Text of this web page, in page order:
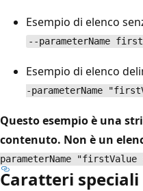
Esempio di elenco
--parameterName
Esempio di elenco
-parameterName
Questo esempio è una
contenuto. Non è un
parameterName "firstValue
Caratteri speciali